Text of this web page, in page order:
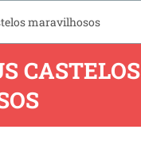
maravilhosos
CASTELOS